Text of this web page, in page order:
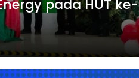
pada HUT ke-